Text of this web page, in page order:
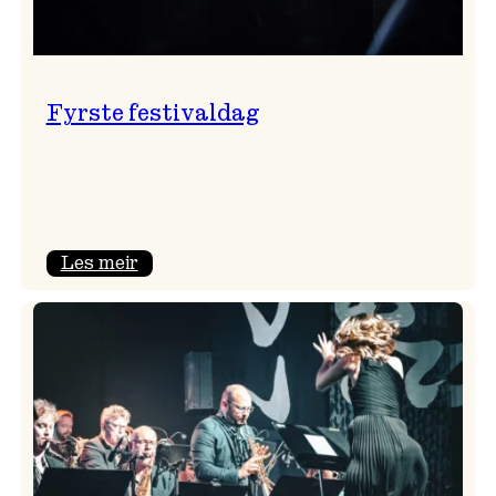
Fyrste festivaldag
Les meir: